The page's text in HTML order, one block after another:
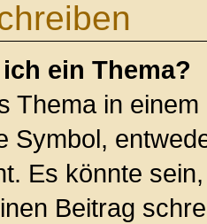
ein Thema?
Thema in
Symbol,
Es könnte
Beitrag